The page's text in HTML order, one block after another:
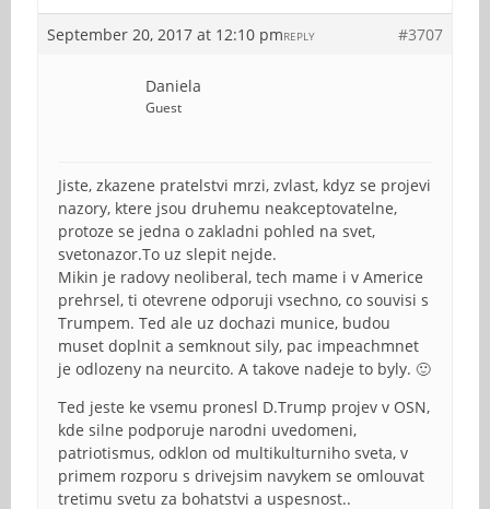
September 20, 2017 at 12:10 pm #3707
REPLY
Daniela
Guest
Jiste, zkazene pratelstvi mrzi, zvlast, kdyz se projevi
nazory, ktere jsou druhemu neakceptovatelne,
protoze se jedna o zakladni pohled na svet,
svetonazor.To uz slepit nejde.
Mikin je radovy neoliberal, tech mame i v Americe
prehrsel, ti otevrene odporuji vsechno, co souvisi s
Trumpem. Ted ale uz dochazi munice, budou
muset doplnit a semknout sily, pac impeachmnet
je odlozeny na neurcito. A takove nadeje to byly. 🙂
Ted jeste ke vsemu pronesl D.Trump projev v OSN,
kde silne podporuje narodni uvedomeni,
patriotismus, odklon od multikulturniho sveta, v
primem rozporu s drivejsim navykem se omlouvat
tretimu svetu za bohatstvi a uspesnost..